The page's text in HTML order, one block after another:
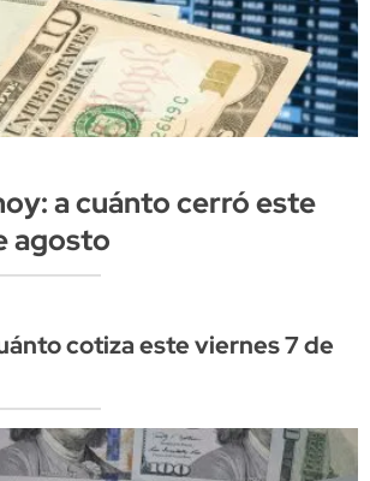
a cuánto cerró este
agosto
cotiza este viernes 7 de